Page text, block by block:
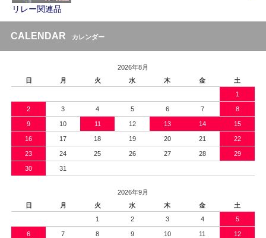
リレー関連品
CALENDAR カレンダー
2026年8月
日
月 火 水 木 金
土
1
2 3 4 5 6 7 8
9 10 11 12 13 14 15
16 17 18 19 20 21 22
23 24 25 26 27 28 29
30 31
2026年9月
日
月 火 水 木 金
土
1
2 3 4 5
6 7 8 9 10 11 12